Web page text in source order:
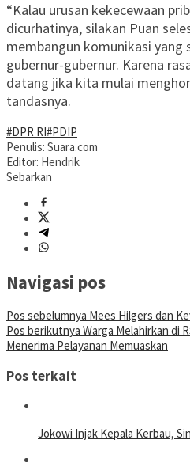
“Kalau urusan kekecewaan
dicurhatinya, silakan Puan
membangun komunikasi yang
gubernur-gubernur. Karena
datang jika kita mulai
tandasnya.
#DPR RI#PDIP
Penulis: Suara.com
Editor: Hendrik
Sebarkan
Navigasi pos
Pos sebelumnya Mees Hilgers dan
Pos berikutnya Warga Melahirkan di
Menerima Pelayanan Memuaskan
Pos terkait
Jokowi Injak Kepala Kerbau,